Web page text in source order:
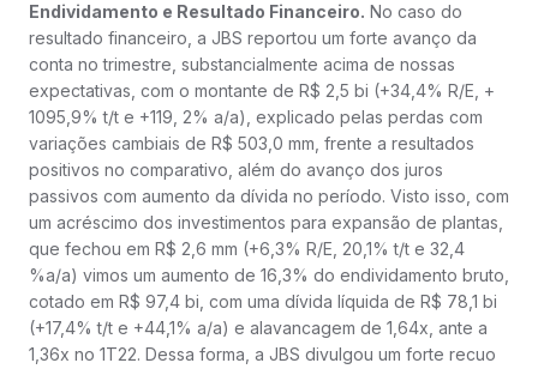
Endividamento e Resultado Financeiro. No caso do
resultado financeiro, a JBS reportou um forte avanço da
conta no trimestre, substancialmente acima de nossas
expectativas, com o montante de R$ 2,5 bi (+34,4% R/E, +
1095,9% t/t e +119, 2% a/a), explicado pelas perdas com
variações cambiais de R$ 503,0 mm, frente a resultados
positivos no comparativo, além do avanço dos juros
passivos com aumento da dívida no período. Visto isso, com
um acréscimo dos investimentos para expansão de plantas,
que fechou em R$ 2,6 mm (+6,3% R/E, 20,1% t/t e 32,4
%a/a) vimos um aumento de 16,3% do endividamento bruto,
cotado em R$ 97,4 bi, com uma dívida líquida de R$ 78,1 bi
(+17,4% t/t e +44,1% a/a) e alavancagem de 1,64x, ante a
1,36x no 1T22. Dessa forma, a JBS divulgou um forte recuo